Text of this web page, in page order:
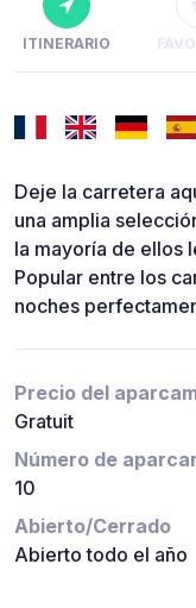
ITINERARIO
Deje la carretera
una amplia
la mayoría de ellos
Popular entre los
noches
Precio del
Gratuit
Número de
10
Abierto/Cerrado
Abierto todo el año